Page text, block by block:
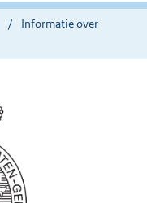
Informatie over